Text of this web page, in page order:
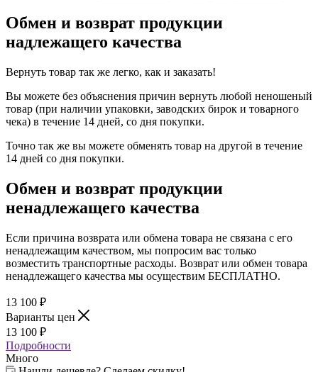
Обмен и возврат продукции
надлежащего качества
Вернуть товар так же легко, как и заказать!
Вы можете без объяснения причин вернуть любой неношеный
товар (при наличии упаковки, заводских бирок и товарного
чека) в течение 14 дней, со дня покупки.
Точно так же вы можете обменять товар на другой в течение
14 дней со дня покупки.
Обмен и возврат продукции
ненадлежащего качества
Если причина возврата или обмена товара не связана с его
ненадлежащим качеством, мы попросим вас только
возместить транспортные расходы. Возврат или обмен товара
ненадлежащего качества мы осуществим БЕСПЛАТНО.
13 100 ₽
Варианты цен
13 100 ₽
Подробности
Много